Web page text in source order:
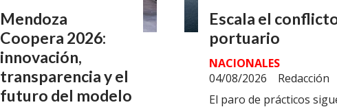
Mendoza
Coopera 2026:
innovación,
transparencia y el
futuro del modelo
Escala el
portuario
Redacción
NACIONALES
04/08/2026
El paro de prácticos